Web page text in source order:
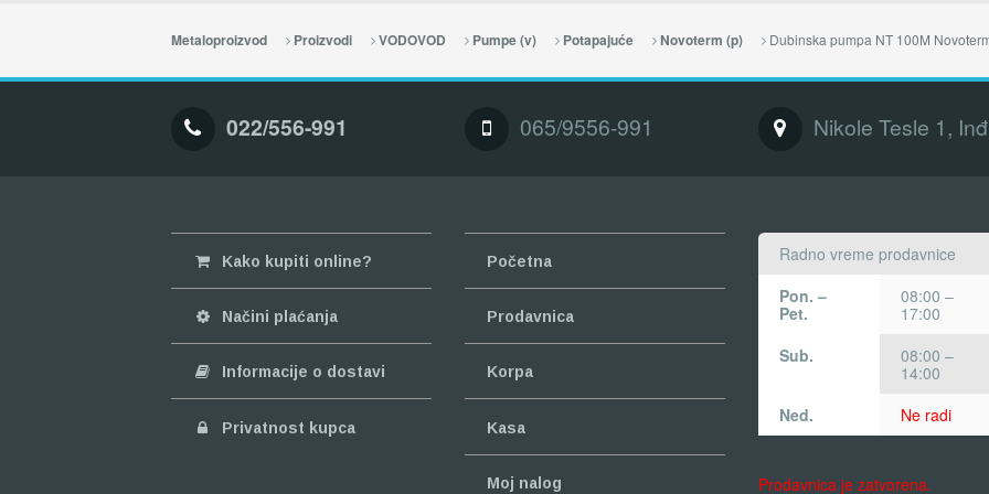
Metaloproizvod Proizvodi VODOVOD Pumpe (v) Potapajuće Novoterm (p) Dubinska pumpa NT 100M
022/556-991 065/9556-991 Nikole Tesle 1,
Kako kupiti online?
Načini plaćanja
Informacije o dostavi
Privatnost kupca
Početna
Prodavnica
Korpa
Kasa
Moj nalog
Radno vreme prodavnice
Pon. –
Pet.
08:00 –
17:00
Sub.
08:00 –
14:00
Ned.
Ne radi
Prodavnica je zatvorena.